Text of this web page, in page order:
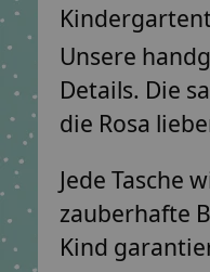
Unsere
Details. Die
die Rosa
Jede Tasche
zauberhafte
Kind